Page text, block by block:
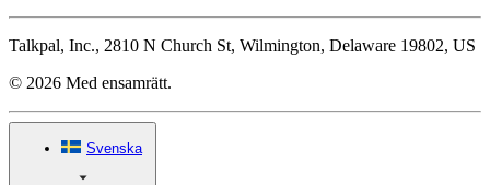
Talkpal, Inc., 2810 N Church St, Wilmington, Delaware 19802, US
© 2026 Med ensamrätt.
Svenska